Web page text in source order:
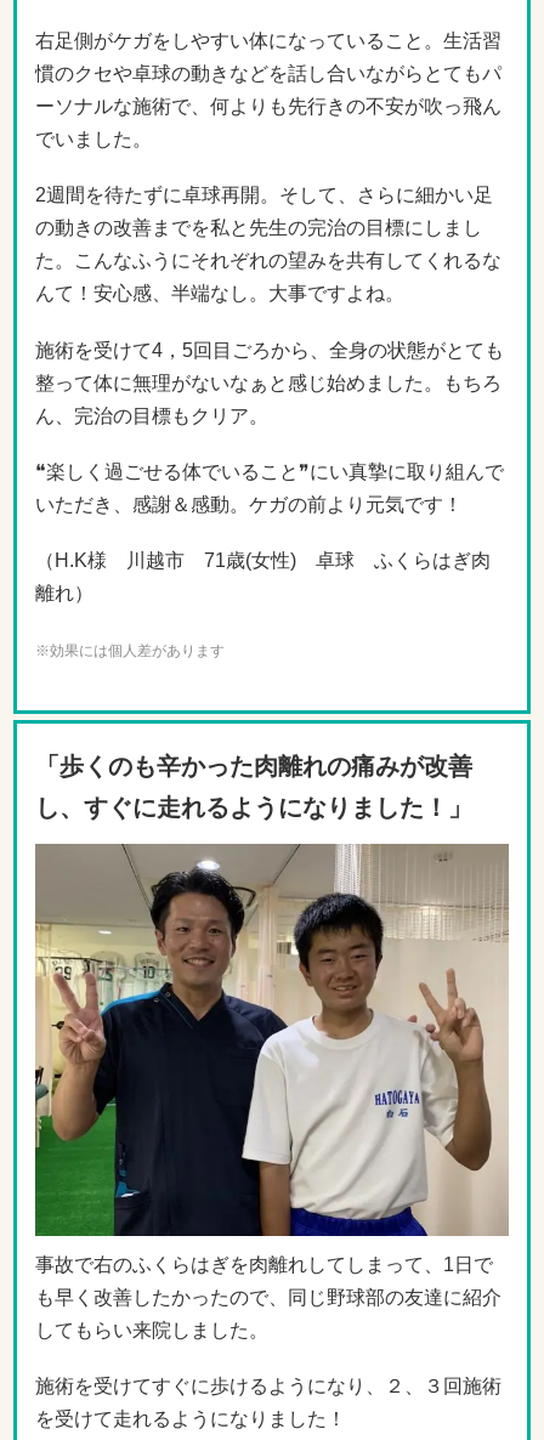
右足側がケガをしやすい体になっていること。生活習
慣のクセや卓球の動きなどを話し合いながらとてもパ
ーソナルな施術で、何よりも先行きの不安が吹っ飛ん
でいました。
2週間を待たずに卓球再開。そして、さらに細かい足
の動きの改善までを私と先生の完治の目標にしまし
た。こんなふうにそれぞれの望みを共有してくれるな
んて！安心感、半端なし。大事ですよね。
施術を受けて4，5回目ごろから、全身の状態がとても
整って体に無理がないなぁと感じ始めました。もちろ
ん、完治の目標もクリア。
❝楽しく過ごせる体でいること❞にい真摯に取り組んで
いただき、感謝＆感動。ケガの前より元気です！
（H.K様 川越市 71歳(女性) 卓球 ふくらはぎ肉
離れ）
※効果には個人差があります
「歩くのも辛かった肉離れの痛みが改善
し、すぐに走れるようになりました！」
事故で右のふくらはぎを肉離れしてしまって、1日で
も早く改善したかったので、同じ野球部の友達に紹介
してもらい来院しました。
施術を受けてすぐに歩けるようになり、２、３回施術
を受けて走れるようになりました！